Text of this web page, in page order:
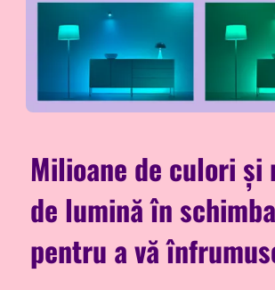
Milioane de culori și
de lumină în
pentru a vă